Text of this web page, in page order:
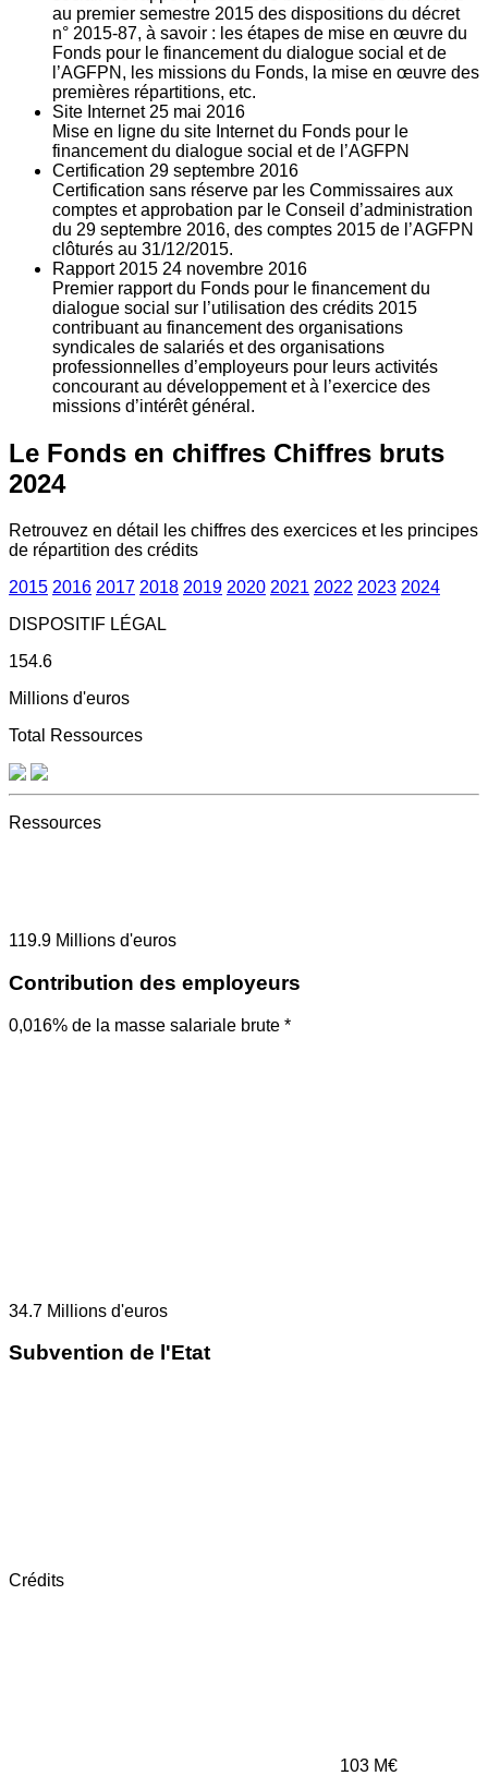
au premier semestre 2015 des dispositions du décret
n° 2015-87, à savoir : les étapes de mise en œuvre du
Fonds pour le financement du dialogue social et de
l’AGFPN, les missions du Fonds, la mise en œuvre des
premières répartitions, etc.
Site Internet 25 mai 2016
Mise en ligne du site Internet du Fonds pour le
financement du dialogue social et de l’AGFPN
Certification 29 septembre 2016
Certification sans réserve par les Commissaires aux
comptes et approbation par le Conseil d’administration
du 29 septembre 2016, des comptes 2015 de l’AGFPN
clôturés au 31/12/2015.
Rapport 2015 24 novembre 2016
Premier rapport du Fonds pour le financement du
dialogue social sur l’utilisation des crédits 2015
contribuant au financement des organisations
syndicales de salariés et des organisations
professionnelles d’employeurs pour leurs activités
concourant au développement et à l’exercice des
missions d’intérêt général.
Le Fonds en chiffres Chiffres bruts
2024
Retrouvez en détail les chiffres des exercices et les principes
de répartition des crédits
2015 2016 2017 2018 2019 2020 2021 2022 2023 2024
DISPOSITIF LÉGAL
154.6
Millions d'euros
Total Ressources
Ressources
119.9 Millions d'euros
Contribution des employeurs
0,016% de la masse salariale brute *
34.7 Millions d'euros
Subvention de l'Etat
Crédits
103 M€